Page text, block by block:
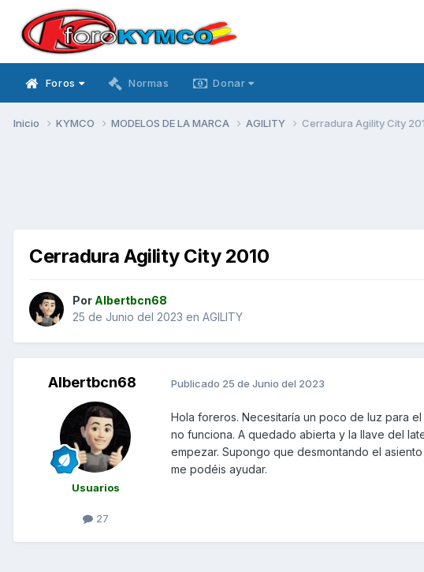
Foros Normas Donar
Inicio KYMCO MODELOS DE LA MARCA AGILITY Cerradura Agility City
Cerradura Agility City 2010
Por Albertbcn68
25 de Junio del 2023 en AGILITY
Albertbcn68
Usuarios
27
Publicado 25 de Junio del 2023
Hola foreros. Necesitaría un poco de luz para
no funciona. A quedado abierta y la llave del
empezar. Supongo que desmontando el
me podéis ayudar.